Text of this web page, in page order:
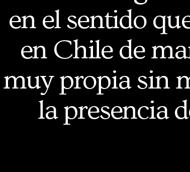
en el sentido
en Chile de
muy propia sin
la presencia